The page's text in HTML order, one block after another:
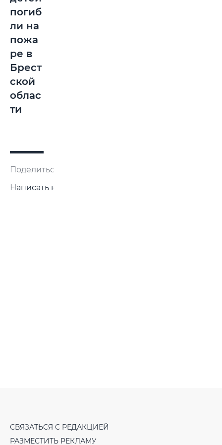
погиб
ли на
пожа
ре в
Брест
ской
облас
ти
Поделиться:
Написать нам
СВЯЗАТЬСЯ С РЕДАКЦИЕЙ
РАЗМЕСТИТЬ РЕКЛАМУ